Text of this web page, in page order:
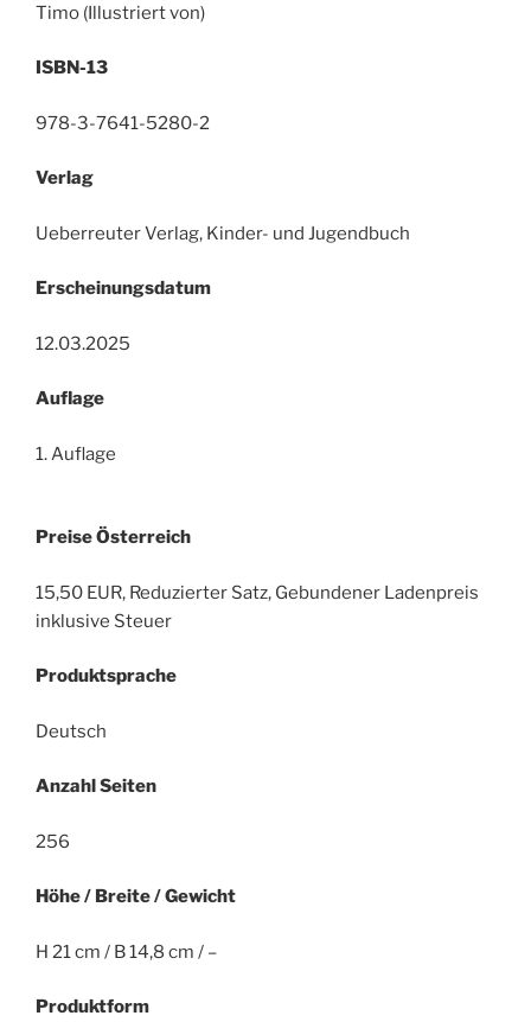
Timo (Illustriert von)
ISBN-13
978-3-7641-5280-2
Verlag
Ueberreuter Verlag, Kinder- und Jugendbuch
Erscheinungsdatum
12.03.2025
Auflage
1. Auflage
Preise Österreich
15,50 EUR, Reduzierter Satz, Gebundener Ladenpreis
inklusive Steuer
Produktsprache
Deutsch
Anzahl Seiten
256
Höhe / Breite / Gewicht
H 21 cm / B 14,8 cm / –
Produktform